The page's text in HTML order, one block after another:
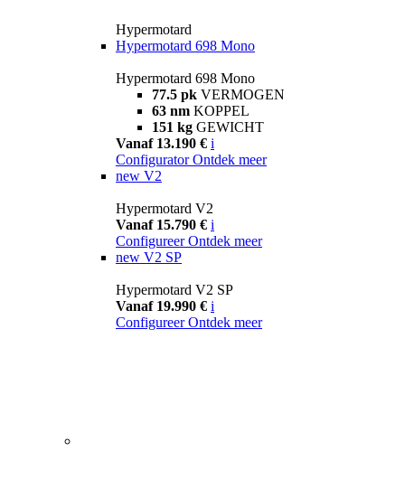
Hypermotard
Hypermotard 698 Mono
Hypermotard 698 Mono
77.5 pk VERMOGEN
63 nm KOPPEL
151 kg GEWICHT
Vanaf 13.190 € i
Configurator Ontdek meer
new V2
Hypermotard V2
Vanaf 15.790 € i
Configureer Ontdek meer
new V2 SP
Hypermotard V2 SP
Vanaf 19.990 € i
Configureer Ontdek meer